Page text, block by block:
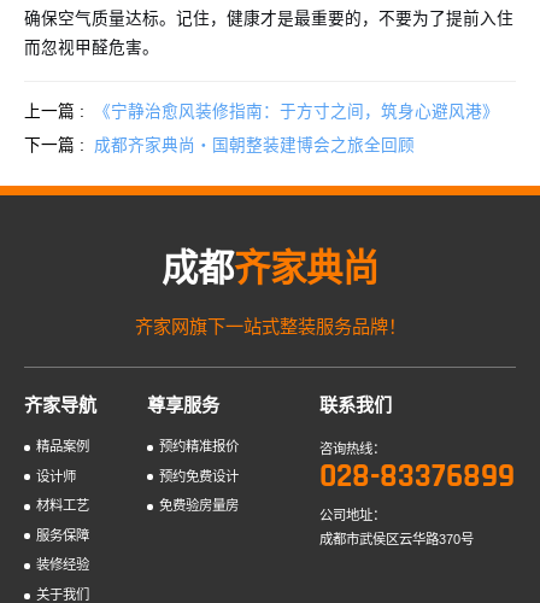
确保空气质量达标。记住，健康才是最重要的，不要为了提前入住
而忽视甲醛危害。
上一篇 :
《宁静治愈风装修指南：于方寸之间，筑身心避风港》
下一篇 :
成都齐家典尚・国朝整装建博会之旅全回顾
成都齐家典尚
齐家网旗下一站式整装服务品牌！
齐家导航
精品案例
设计师
材料工艺
服务保障
装修经验
关于我们
尊享服务
预约精准报价
预约免费设计
免费验房量房
联系我们
咨询热线：
028-83376899
公司地址：
成都市武侯区云华路370号